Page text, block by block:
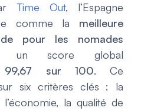
Time Out, l’Espagne
comme la meilleure
pour les nomades
un score global
99,67 sur 100. Ce
sur six critères clés : la
la qualité de